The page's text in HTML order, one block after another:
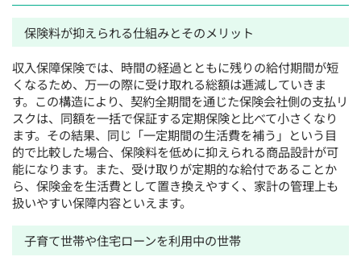
保険料が抑えられる仕組みとそのメリット
収入保障保険では、時間の経過とともに残りの給付期間が短
くなるため、万一の際に受け取れる総額は逓減していきま
す。この構造により、契約全期間を通じた保険会社側の支払リ
スクは、同額を一括で保証する定期保険と比べて小さくなり
ます。その結果、同じ「一定期間の生活費を補う」という目
的で比較した場合、保険料を低めに抑えられる商品設計が可
能になります。また、受け取りが定期的な給付であることか
ら、保険金を生活費として置き換えやすく、家計の管理上も
扱いやすい保障内容といえます。
子育て世帯や住宅ローンを利用中の世帯